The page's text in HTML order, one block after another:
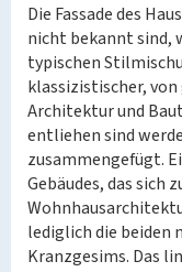
Die Fassade des
nicht bekannt sind,
typischen
klassizistischer,
Architektur und
entliehen sind
zusammengefügt.
Gebäudes, das sich
lediglich die beiden
Kranzgesims. Das